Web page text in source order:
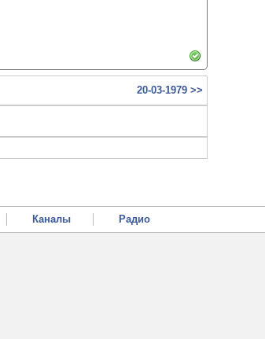
20-03-1979 >>
Каналы Радио